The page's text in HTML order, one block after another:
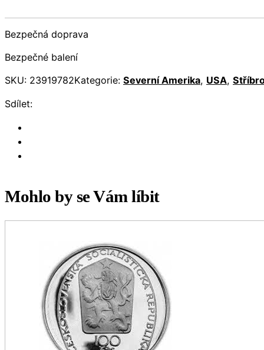
Bezpečná doprava
Bezpečné balení
SKU: 23919782Kategorie: Severní Amerika, USA,
Sdílet:
Mohlo by se Vám líbit